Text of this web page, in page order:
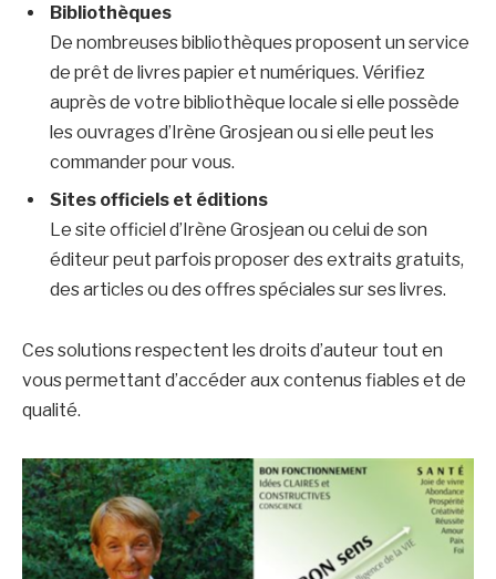
Bibliothèques
De nombreuses bibliothèques proposent un service
de prêt de livres papier et numériques. Vérifiez
auprès de votre bibliothèque locale si elle possède
les ouvrages d’Irène Grosjean ou si elle peut les
commander pour vous.
Sites officiels et éditions
Le site officiel d’Irène Grosjean ou celui de son
éditeur peut parfois proposer des extraits gratuits,
des articles ou des offres spéciales sur ses livres.
Ces solutions respectent les droits d’auteur tout en
vous permettant d’accéder aux contenus fiables et de
qualité.